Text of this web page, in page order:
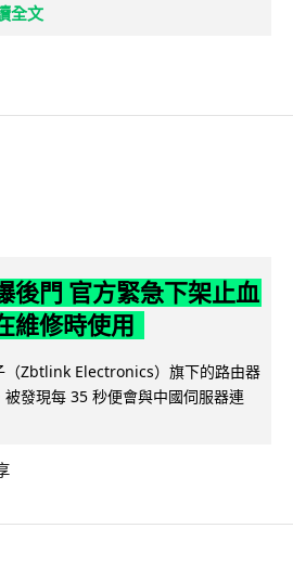
全文
後門 官方緊急下架止血
維修時使用
（Zbtlink Electronics）旗下的路由器
發現每 35 秒便會與中國伺服器連